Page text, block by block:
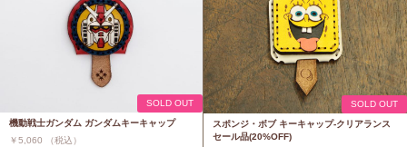
SOLD OUT
機動戦士ガンダム ガンダムキーキャップ
￥5,060 （税込）
SOLD OUT
スポンジ・ボブ キーキャップ-クリアランス
セール品(20%OFF)